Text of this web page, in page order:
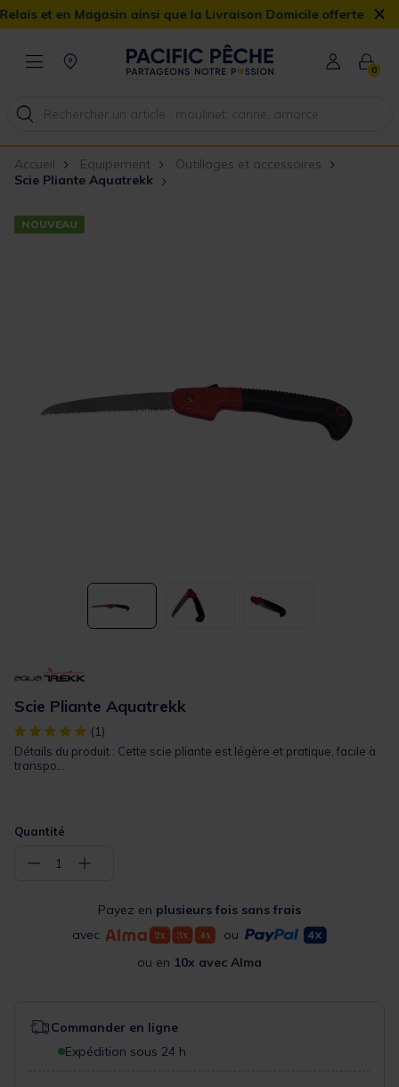
en Magasin ainsi que la Livraison Domicile offerte dès 90€ ×
0
Accueil Equipement
Outillages et accessoires
Scie Pliante Aquatrekk
NOUVEAU
Scie Pliante Aquatrekk
[object Object] out of 5 Customer Rating
(1)
Détails du produit : Cette scie pliante est légère et pratique, facile à
transpo...
Quantité
− 1 +
Payez en plusieurs fois sans frais
avec
ou
ou en 10x avec Alma
Commander en ligne
Expédition sous 24 h